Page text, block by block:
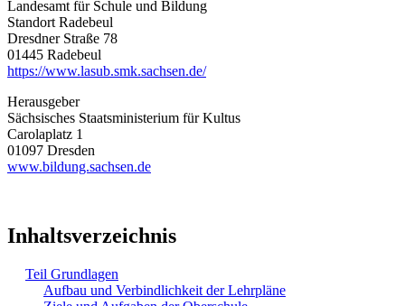
Landesamt für Schule und Bildung
Standort Radebeul
Dresdner Straße 78
01445 Radebeul
https://www.lasub.smk.sachsen.de/
Herausgeber
Sächsisches Staatsministerium für Kultus
Carolaplatz 1
01097 Dresden
www.bildung.sachsen.de
Inhaltsverzeichnis
Teil Grundlagen
Aufbau und Verbindlichkeit der Lehrpläne